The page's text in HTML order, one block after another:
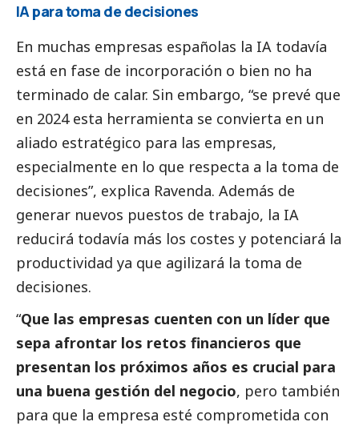
IA para toma de decisiones
En muchas empresas españolas la IA todavía
está en fase de incorporación o bien no ha
terminado de calar. Sin embargo, “se prevé que
en 2024 esta herramienta se convierta en un
aliado estratégico para las empresas,
especialmente en lo que respecta a la toma de
decisiones”, explica Ravenda. Además de
generar nuevos puestos de trabajo, la IA
reducirá todavía más los costes y potenciará la
productividad ya que agilizará la toma de
decisiones.
“Que las empresas cuenten con un líder que
sepa afrontar los retos financieros que
presentan los próximos años es crucial para
una buena gestión del negocio, pero también
para que la empresa esté comprometida con